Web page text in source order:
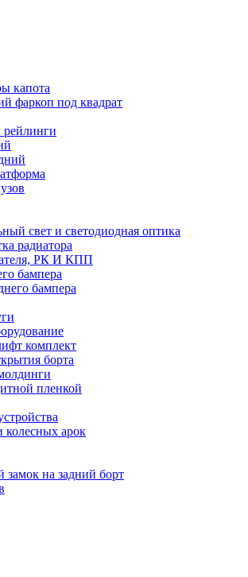
капота
фаркоп под квадрат
свет и светодиодная оптика
радиатора
РК И КПП
бампера
бампера
комплект
борта
пленкой
колесных арок
замок на задний борт